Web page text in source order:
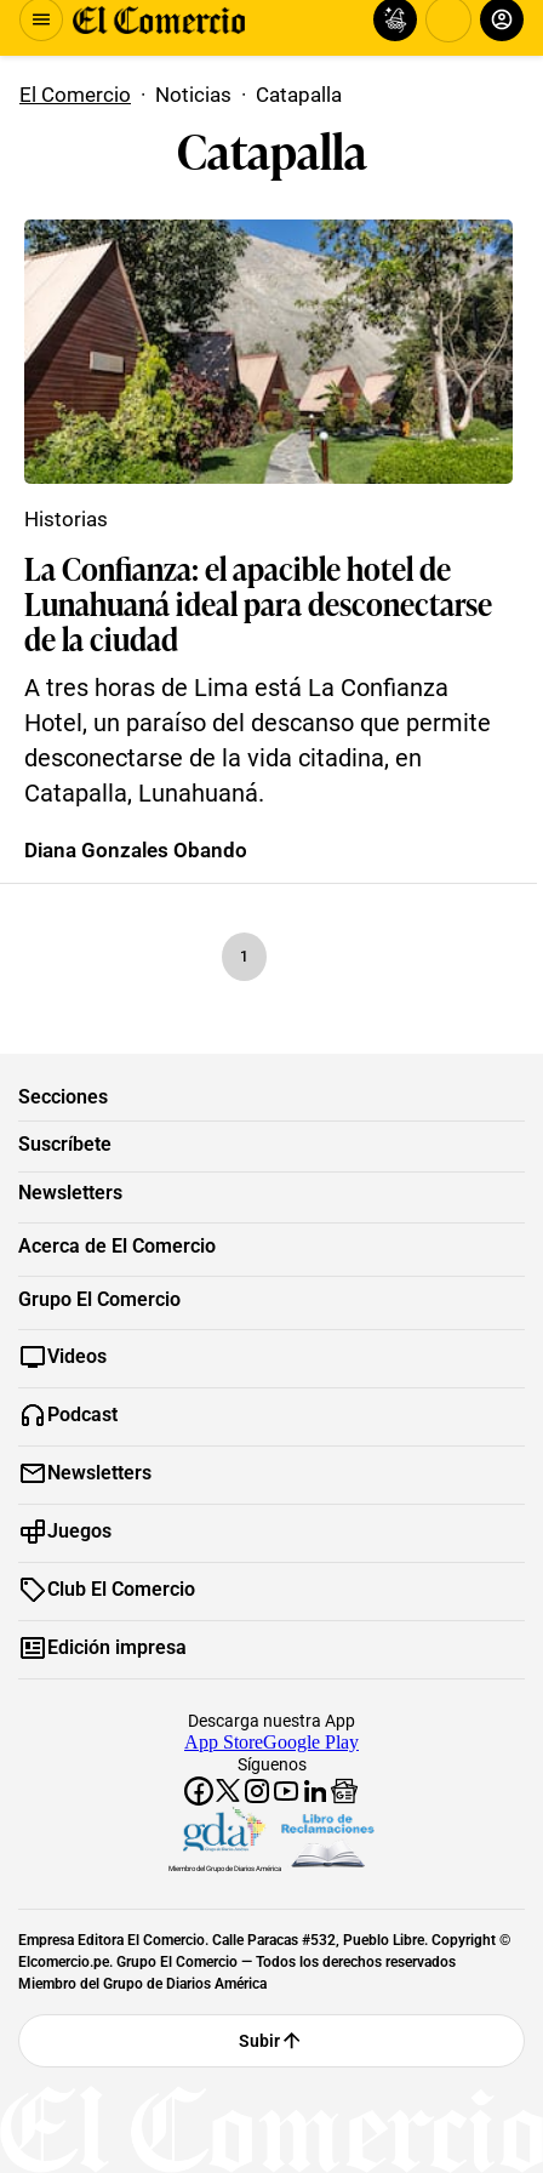
El Comercio · Noticias · Catapalla
Catapalla
La Confianza: el apacible hotel de
Lunahuaná ideal para desconectarse
de la ciudad
A tres horas de Lima está La Confianza
Hotel, un paraíso del descanso que permite
desconectarse de la vida citadina, en
Catapalla, Lunahuaná.
Historias
Diana Gonzales Obando
1
Secciones
Suscríbete
Newsletters
Acerca de El Comercio
Grupo El Comercio
Videos
Podcast
Newsletters
Juegos
Club El Comercio
Edición impresa
Síguenos
Descarga nuestra App
App StoreGoogle Play
Miembro del Grupo de Diarios América
Empresa Editora El Comercio. Calle Paracas #532, Pueblo Libre. Copyright ©
Elcomercio.pe. Grupo El Comercio — Todos los derechos reservados
Miembro del Grupo de Diarios América
Subir